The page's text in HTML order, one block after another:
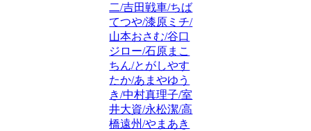
二/吉田戦車/ちば
てつや/漆原ミチ/
山本おさむ/谷口
ジロー/石原まこ
ちん/とがしやす
たか/あまやゆう
き/中村真理子/室
井大資/永松潔/高
橋遠州/やまあき